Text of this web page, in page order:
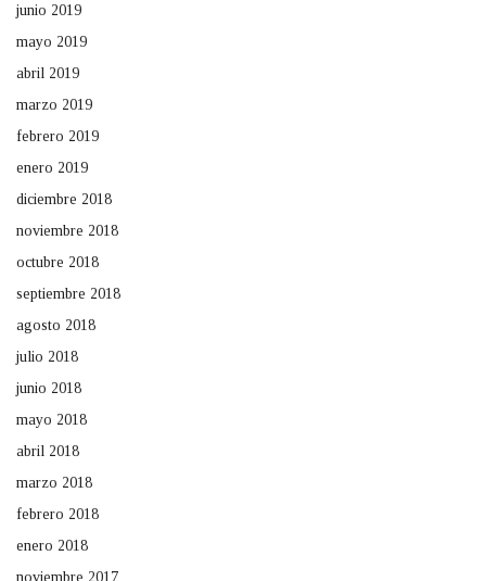
junio 2019
mayo 2019
abril 2019
marzo 2019
febrero 2019
enero 2019
diciembre 2018
noviembre 2018
octubre 2018
septiembre 2018
agosto 2018
julio 2018
junio 2018
mayo 2018
abril 2018
marzo 2018
febrero 2018
enero 2018
noviembre 2017